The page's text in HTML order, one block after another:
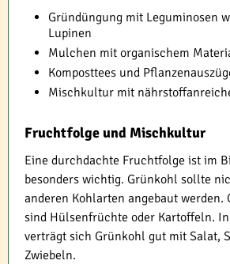
Gründüngung mit Leguminosen
Lupinen
Mulchen mit organischem
Komposttees und
Mischkultur mit
Fruchtfolge und Mischkultur
Eine durchdachte Fruchtfolge ist im
besonders wichtig. Grünkohl sollte
anderen Kohlarten angebaut werden.
sind Hülsenfrüchte oder Kartoffeln.
verträgt sich Grünkohl gut mit Salat,
Zwiebeln.